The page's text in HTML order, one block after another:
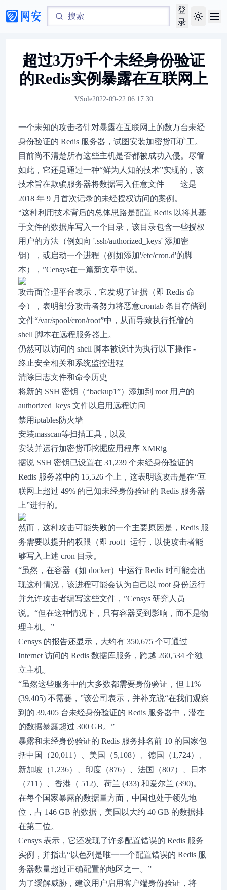
登
录
Toggle
超过3万9千个未经身份验证
的Redis实例暴露在互联网上
VSole2022-09-22 06:17:30
一个未知的攻击者针对暴露在互联网上的数万台未经
身份验证的 Redis 服务器，试图安装加密货币矿工。
目前尚不清楚所有这些主机是否都被成功入侵。尽管
如此，它还是通过一种“鲜为人知的技术”实现的，该
技术旨在欺骗服务器将数据写入任意文件——这是
2018 年 9 月首次记录的未经授权访问的案例。
“这种利用技术背后的总体思路是配置 Redis 以将其基
于文件的数据库写入一个目录，该目录包含一些授权
用户的方法（例如向 '.ssh/authorized_keys' 添加密
钥），或启动一个进程（例如添加'/etc/cron.d'的脚
本），”Censys在一篇新文章中说。
攻击面管理平台表示，它发现了证据（即 Redis 命
令），表明部分攻击者努力将恶意crontab 条目存储到
文件“/var/spool/cron/root”中，从而导致执行托管的
shell 脚本在远程服务器上。
仍然可以访问的 shell 脚本被设计为执行以下操作 -
终止安全相关和系统监控进程
清除日志文件和命令历史
将新的 SSH 密钥（“backup1”）添加到 root 用户的
authorized_keys 文件以启用远程访问
禁用iptables防火墙
安装masscan等扫描工具，以及
安装并运行加密货币挖掘应用程序 XMRig
据说 SSH 密钥已设置在 31,239 个未经身份验证的
Redis 服务器中的 15,526 个上，这表明该攻击是在“互
联网上超过 49% 的已知未经身份验证的 Redis 服务器
上”进行的。
然而，这种攻击可能失败的一个主要原因是，Redis 服
务需要以提升的权限（即 root）运行，以使攻击者能
够写入上述 cron 目录。
“虽然，在容器（如 docker）中运行 Redis 时可能会出
现这种情况，该进程可能会认为自己以 root 身份运行
并允许攻击者编写这些文件，”Censys 研究人员
说。“但在这种情况下，只有容器受到影响，而不是物
理主机。”
Censys 的报告还显示，大约有 350,675 个可通过
Internet 访问的 Redis 数据库服务，跨越 260,534 个独
立主机。
“虽然这些服务中的大多数都需要身份验证，但 11%
(39,405) 不需要，”该公司表示，并补充说“在我们观察
到的 39,405 台未经身份验证的 Redis 服务器中，潜在
的数据暴露超过 300 GB。”
暴露和未经身份验证的 Redis 服务排名前 10 的国家包
括中国（20,011）、美国（5,108）、德国（1,724）、
新加坡（1,236）、印度（876）、法国（807）、日本
（711）、香港（ 512)、荷兰 (433) 和爱尔兰 (390)。
在每个国家暴露的数据量方面，中国也处于领先地
位，占 146 GB 的数据，美国以大约 40 GB 的数据排
在第二位。
Censys 表示，它还发现了许多配置错误的 Redis 服务
实例，并指出“以色列是唯一一个配置错误的 Redis 服
务器数量超过正确配置的地区之一。”
为了缓解威胁，建议用户启用客户端身份验证，将